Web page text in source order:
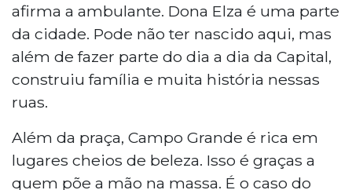
afirma a ambulante. Dona Elza é uma parte
da cidade. Pode não ter nascido aqui, mas
além de fazer parte do dia a dia da Capital,
construiu família e muita história nessas
ruas.
Além da praça, Campo Grande é rica em
lugares cheios de beleza. Isso é graças a
quem põe a mão na massa. É o caso do